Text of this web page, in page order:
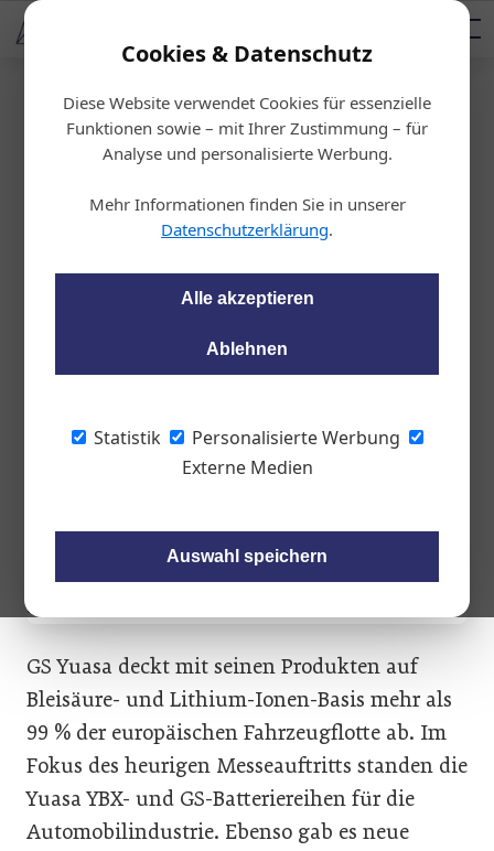
Cookies & Datenschutz
Diese Website verwendet Cookies für essenzielle
Funktionen sowie – mit Ihrer Zustimmung – für
Analyse und personalisierte Werbung.
Mehr Informationen finden Sie in unserer
Datenschutzerklärung.
Alle akzeptieren
Ablehnen
Statistik
Personalisierte Werbung
Externe Medien
Auswahl speichern
AUTOMOTIVE SERVICES
AUTOMOTIVE AKADEMIE
Podcast
Startseite/KFZ-Technik
Starterbatterien
: GS Yuasa Fahrzeug
batterien
25.09.2024, 10:39 Uhr
sein umfangreiches Angebot an
Stromspeichern, Batterietestern sowie
GS Yuasa deckt mit seinen Produkten auf
Bleisäure- und Lithium-Ionen-Basis mehr als
99 % der europäischen Fahrzeugflotte ab. Im
Fokus des heurigen Messeauftritts standen die
Yuasa YBX- und GS-Batteriereihen für die
Automobilindustrie. Ebenso gab es neue